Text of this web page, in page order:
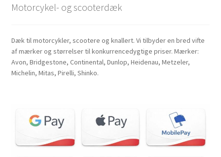
Motorcykel- og scooterdæk
Dæk til motorcykler, scootere og knallert. Vi tilbyder en bred vifte
af mærker og størrelser til konkurrencedygtige priser. Mærker:
Avon, Bridgestone, Continental, Dunlop, Heidenau, Metzeler,
Michelin, Mitas, Pirelli, Shinko.